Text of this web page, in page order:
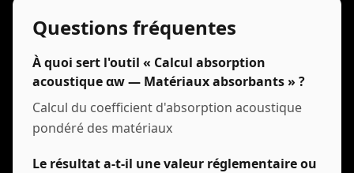
Questions fréquentes
À quoi sert l'outil « Calcul absorption
acoustique αw — Matériaux absorbants » ?
Calcul du coefficient d'absorption acoustique
pondéré des matériaux
Le résultat a-t-il une valeur réglementaire ou